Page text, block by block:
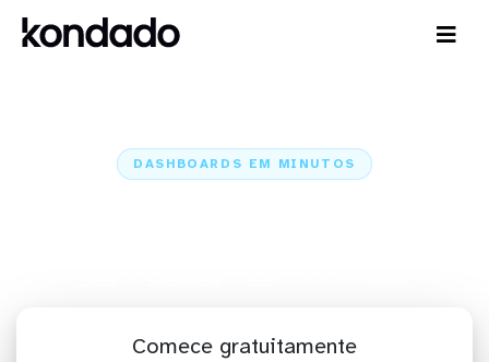
DASHBOARDS EM MINUTOS
Comece gratuitamente